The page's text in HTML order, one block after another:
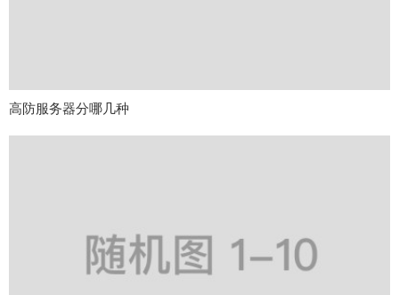
高防服务器分哪几种